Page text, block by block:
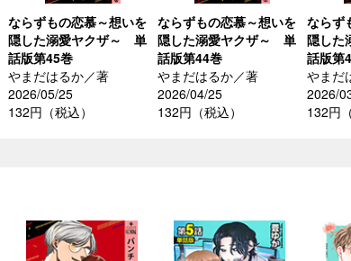
ならずもの恋慕～想いを
隠した溺愛ヤクザ～ 単
話版第45巻
やまだはるか／著
2026/05/25
132円（税込）
ならずもの恋慕～想いを
隠した溺愛ヤクザ～ 単
話版第44巻
やまだはるか／著
2026/04/25
132円（税込）
ならず
隠し
話版第
やまだ
2026/
132円